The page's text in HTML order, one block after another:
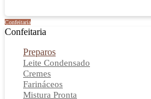
Confeitaria
Confeitaria
Preparos
Leite Condensado
Cremes
Farináceos
Mistura Pronta